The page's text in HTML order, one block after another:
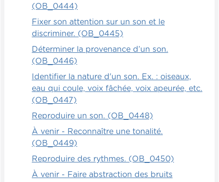
(OB_0444)
Fixer son attention sur un son et le
discriminer. (OB_0445)
Déterminer la provenance d’un son.
(OB_0446)
Identifier la nature d'un son. Ex. : oiseaux,
eau qui coule, voix fâchée, voix apeurée, etc.
(OB_0447)
Reproduire un son. (OB_0448)
À venir - Reconnaître une tonalité.
(OB_0449)
Reproduire des rythmes. (OB_0450)
À venir - Faire abstraction des bruits